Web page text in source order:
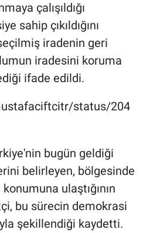
çalışıldığı
sahip çıkıldığını
iradenin geri
iradesini koruma
ifade edildi.
status/204
bugün geldiği
belirleyen, bölgesinde
ulaştığının
bu sürecin demokrasi
şekillendiği kaydetti.